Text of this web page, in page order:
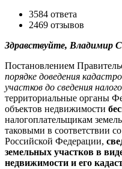
3584 ответа
2469 отзывов
Здравствуйте, Владимир
Постановлением
порядке доведения
участков до сведения
территориальные органы
объектов недвижимости
налогоплательщикам
таковыми в соответствии
Российской Федерации,
земельных участков в
недвижимости и его